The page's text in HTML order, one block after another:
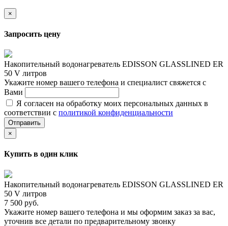
×
Запросить цену
Накопительный водонагреватель EDISSON GLASSLINED ER
50 V литров
Укажите номер вашего телефона и специалист свяжется с
Вами
Я согласен на обработку моих персональных данных в
соответствии с политикой конфиденциальности
Отправить
×
Купить в один клик
Накопительный водонагреватель EDISSON GLASSLINED ER
50 V литров
7 500 руб.
Укажите номер вашего телефона и мы оформим заказ за вас,
уточнив все детали по предварительному звонку